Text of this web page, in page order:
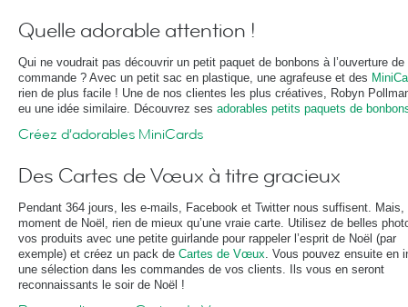
Quelle adorable attention !
Qui ne voudrait pas découvrir un petit paquet de bonbons à l’ouverture de
commande ? Avec un petit sac en plastique, une agrafeuse et des
rien de plus facile ! Une de nos clientes les plus créatives, Robyn
eu une idée similaire. Découvrez ses adorables petits paquets de
Créez d’adorables MiniCards
Des Cartes de Vœux à titre gracieux
Pendant 364 jours, les e-mails, Facebook et Twitter nous suffisent. Mais,
moment de Noël, rien de mieux qu’une vraie carte. Utilisez de belles
vos produits avec une petite guirlande pour rappeler l’esprit de Noël (par
exemple) et créez un pack de Cartes de Vœux. Vous pouvez ensuite en
une sélection dans les commandes de vos clients. Ils vous en seront
reconnaissants le soir de Noël !